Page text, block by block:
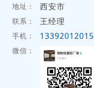
地址： 西安市
联系： 王经理
手机： 13392012015
微信：